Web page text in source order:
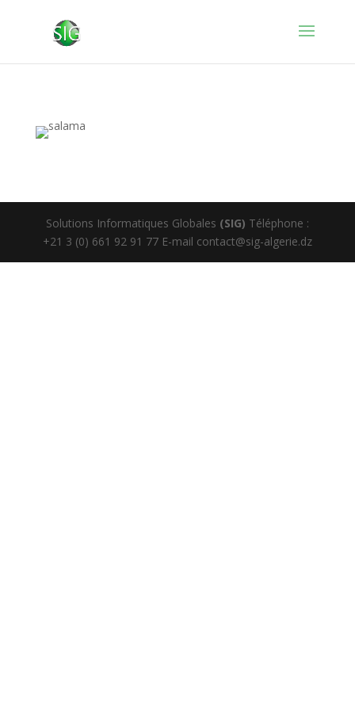
Solutions Informatiques Globales (SIG) Téléphone :
+21 3 (0) 661 92 91 77 E-mail contact@sig-algerie.dz